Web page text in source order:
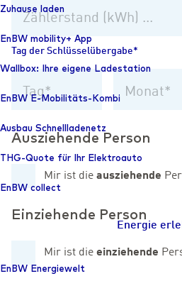
Zuhause laden
EnBW mobility+ App
Wallbox: Ihre eigene Ladestation
EnBW E-Mobilitäts-Kombi
Ausbau Schnellladenetz
THG-Quote für Ihr Elektroauto
EnBW collect
Energie
EnBW Energiewelt
Zählerstand (kWh) ...
Tag der Schlüsselübergabe
Ausziehende Person
Mir ist die ausziehende
Einziehende Person
Mir ist die einziehende